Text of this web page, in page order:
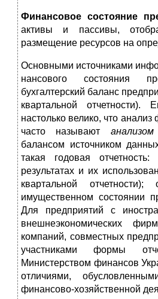
Финансовое состояние
активы и пассивы,
размещение ресурсов на
Основными источниками
нансового состояния
бухгалтерский баланс
квартальной
настолько велико, что
часто называют
балансом источником
такая годовая
результа­тах и их
квартальной
имущественном
Для предприятий с
внешнеэкономических
компаний, совместных
участниками формы
Министер­ством финансов
отличиями,
финансово-хозяйственной